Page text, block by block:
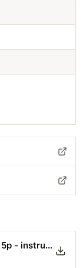
Regał na stelażu podwójny 180-50 5p - instrukcja montażu.pdf